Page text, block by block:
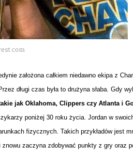
założona całkiem niedawno ekipa z
długi czas była to drużyna słaba. Gdy
jak Oklahoma, Clippers czy Atlanta i
poniżej 30 roku życia. Jordan w
fizycznych. Takich przykładów jest
zaczyna zdobywać punkty z gry oraz